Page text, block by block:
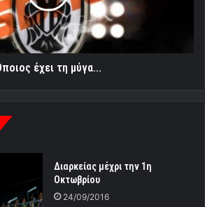
έχει τη μύγα...
Διαρκείας μέχρι την 1η
Οκτωβρίου
24/09/2016